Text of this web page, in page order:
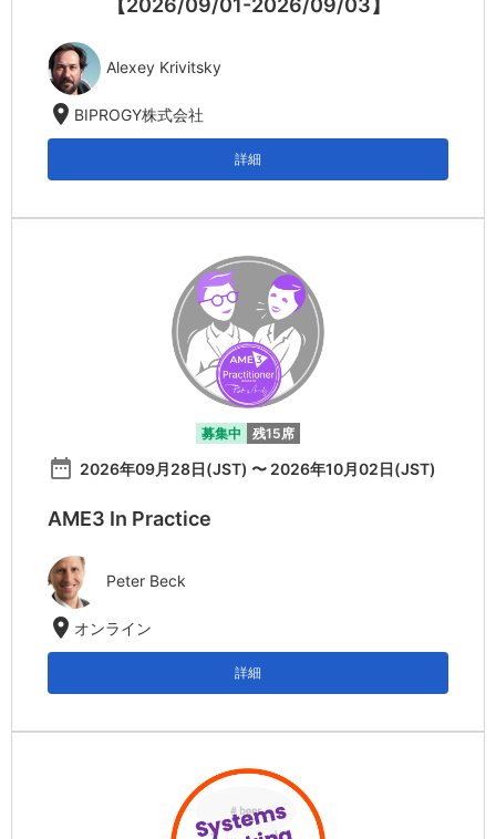
【2026/09/01-2026/09/03】
Alexey Krivitsky
location_on BIPROGY株式会社
詳細
募集中 残15席
date_range 2026年09月28日(JST) 〜 2026年10月02日(JST)
AME3 In Practice
Peter Beck
location_on オンライン
詳細